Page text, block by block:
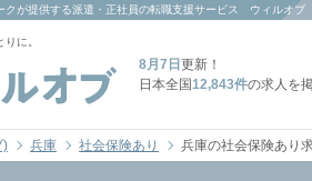
ク が提供する派遣・正社員の転職支援サービス ウィルオブ
に。
8月7日 更新！
日本全国12,843件の求人を
) 兵庫 社会保険あり 兵庫の社会保険あり